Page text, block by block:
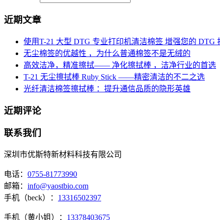
近期文章
使用T-21 大型 DTG 专业打印机清洁棉签 增强您的 DTG
无尘棉签的优越性 ，为什么普通棉签不是无绒的
高效洁净，精准擦拭—— 净化擦拭棒 ，洁净行业的首选
T-21 无尘擦拭棒 Ruby Stick ——精密清洁的不二之选
光纤清洁棉签擦拭棒 ：提升通信品质的隐形英雄
近期评论
联系我们
深圳市优斯特新材料科技有限公司
电话： 0755-81773990
邮箱： info@yaostbio.com
手机（beck）： 13316502397
手机（黄小姐）： 13378403675